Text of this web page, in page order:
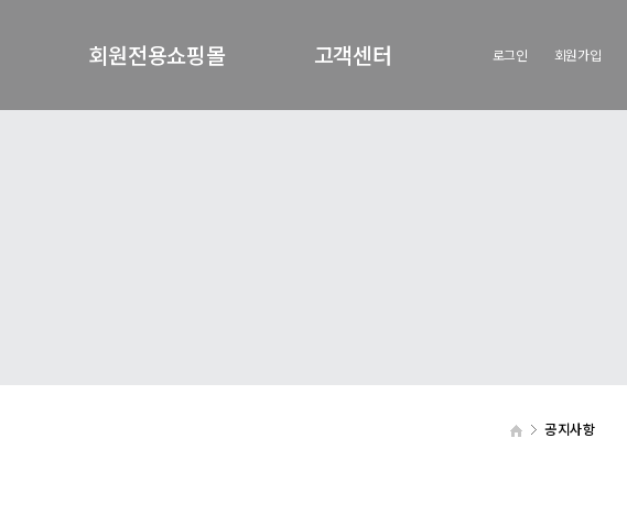
회원전용쇼핑몰 고객센터 로그인 회원가입
공지사항